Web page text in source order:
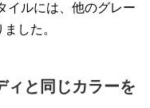
イルには、他のグレー
した。
ィと同じカラーを